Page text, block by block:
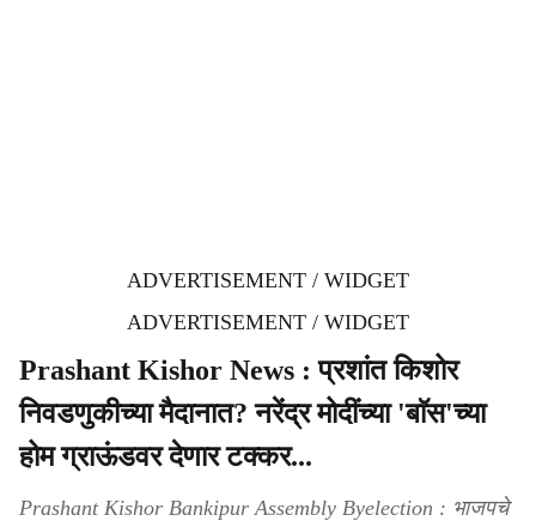
ADVERTISEMENT / WIDGET
ADVERTISEMENT / WIDGET
Prashant Kishor News : प्रशांत किशोर
निवडणुकीच्या मैदानात? नरेंद्र मोदींच्या 'बाॅस'च्या
होम ग्राऊंडवर देणार टक्कर...
Prashant Kishor Bankipur Assembly Byelection : भाजपचे